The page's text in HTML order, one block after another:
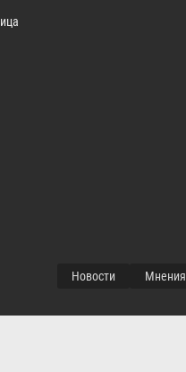
Новости Мнения